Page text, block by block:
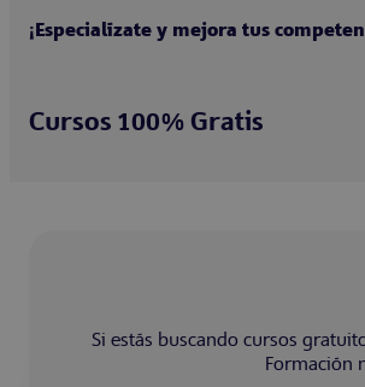
¡Especialízate y mejora tus
Cursos 100% Gratis
Si estás buscando cursos
Formación